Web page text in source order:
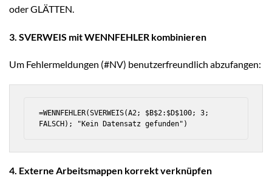
oder GLÄTTEN.
3. SVERWEIS mit WENNFEHLER kombinieren
Um Fehlermeldungen (#NV) benutzerfreundlich abzufangen:
=WENNFEHLER(SVERWEIS(A2; $B$2:$D$100; 3;
FALSCH); "Kein Datensatz gefunden")
4. Externe Arbeitsmappen korrekt verknüpfen